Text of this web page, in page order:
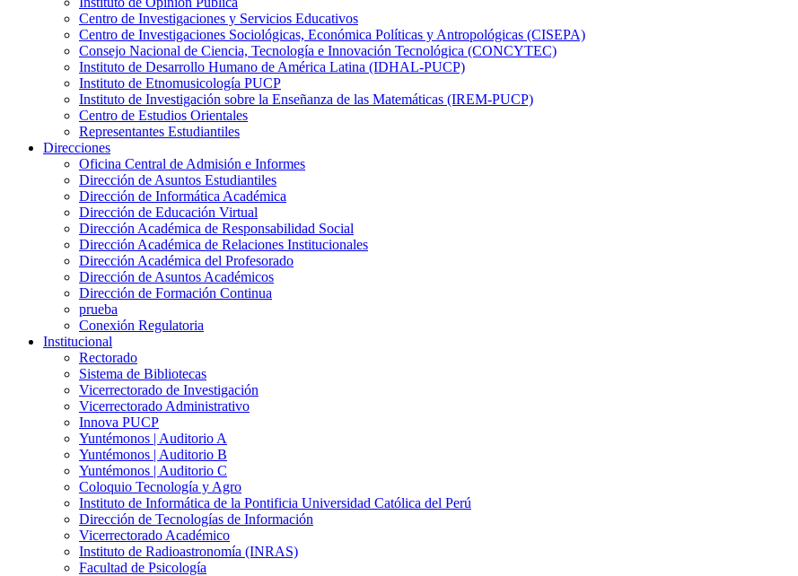
Centro de Investigaciones y Servicios Educativos
Centro de Investigaciones Sociológicas, Económica Políticas y Antropológicas (CISEPA)
Consejo Nacional de Ciencia, Tecnología e Innovación Tecnológica (CONCYTEC)
Instituto de Desarrollo Humano de América Latina (IDHAL-PUCP)
Instituto de Etnomusicología PUCP
Instituto de Investigación sobre la Enseñanza de las Matemáticas (IREM-PUCP)
Centro de Estudios Orientales
Representantes Estudiantiles
Direcciones
Oficina Central de Admisión e Informes
Dirección de Asuntos Estudiantiles
Dirección de Informática Académica
Dirección de Educación Virtual
Dirección Académica de Responsabilidad Social
Dirección Académica de Relaciones Institucionales
Dirección Académica del Profesorado
Dirección de Asuntos Académicos
Dirección de Formación Continua
prueba
Conexión Regulatoria
Institucional
Rectorado
Sistema de Bibliotecas
Vicerrectorado de Investigación
Vicerrectorado Administrativo
Innova PUCP
Yuntémonos | Auditorio A
Yuntémonos | Auditorio B
Yuntémonos | Auditorio C
Coloquio Tecnología y Agro
Instituto de Informática de la Pontificia Universidad Católica del Perú
Dirección de Tecnologías de Información
Vicerrectorado Académico
Instituto de Radioastronomía (INRAS)
Facultad de Psicología